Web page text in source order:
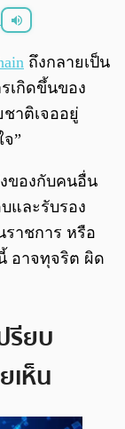
0:00
ถึงกลายเป็น
เกิดขึ้นของ
าติเจออยู่
”
งของกับคนอื่น
และรับรอง
ราชการ หรือ
อาจทุจริต ผิด
รียบ
ห็น